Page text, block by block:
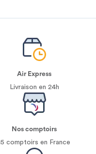
Air Express
Livraison en 24h
Nos comptoirs
comptoirs en France